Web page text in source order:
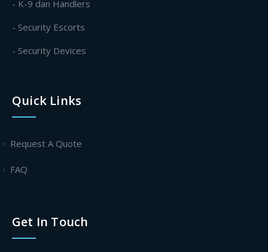
- K-9 dan Handlers
- Security Escorts
- Security Devices
Quick Links
Request A Quote
FAQ
Get In Touch